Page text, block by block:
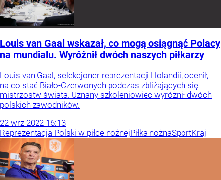
Louis van Gaal wskazał, co mogą osiągnąć Polacy
na mundialu. Wyróżnił dwóch naszych piłkarzy
Louis van Gaal, selekcjoner reprezentacji Holandii, ocenił,
na co stać Biało-Czerwonych podczas zbliżających się
mistrzostw świata. Uznany szkoleniowiec wyróżnił dwóch
polskich zawodników.
22 wrz 2022 16:13
Reprezentacja Polski w piłce nożnejPiłka nożnaSportKraj